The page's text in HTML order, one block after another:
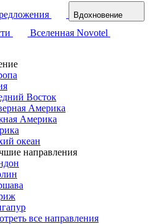
Вдохновение
Вселенная Novotel
Восток
Америка
Америка
океан
направления
все направления